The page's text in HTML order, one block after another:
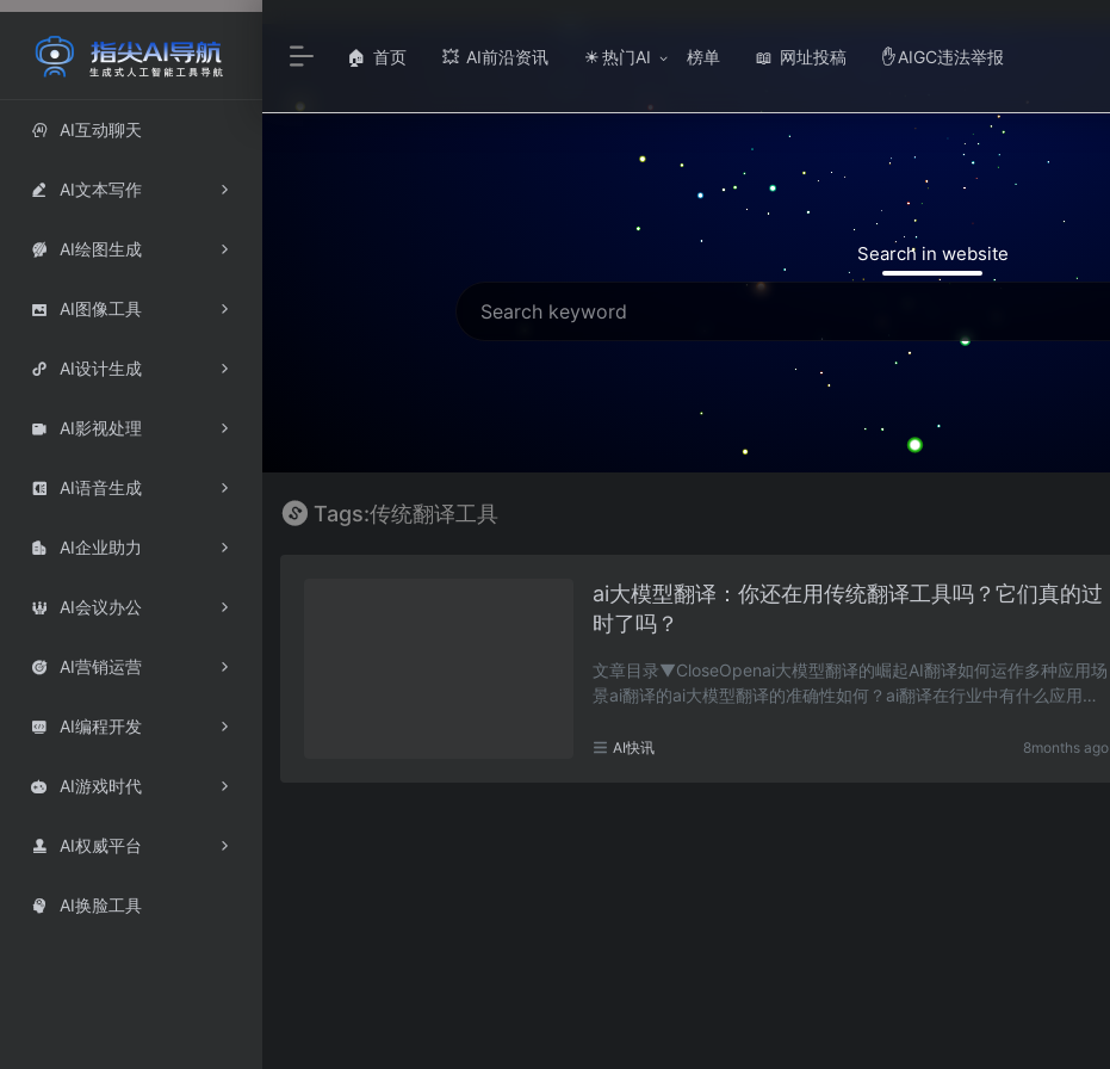
 AI互动聊天
 AI文本写作
 AI绘图生成
 AI图像工具
 AI设计生成
 AI影视处理
 AI语音生成
 AI企业助力
 AI会议办公
 AI营销运营
 AI编程开发
 AI游戏时代
 AI权威平台
 AI换脸工具
🏠 首页 💥 AI前沿资讯 ☀ 热门AI 榜单 📖 网址投稿 ✋ AIGC违法举报
Search in website
Tags:传统翻译工具
ai大模型翻译：你还在用传统翻译工具吗？它们真的过
时了吗？
文章目录▼CloseOpenai大模型翻译的崛起AI翻译如何运作多种应用场
景ai翻译的ai大模型翻译的准确性如何？ai翻译在行业中有什么应用？
AI快讯 8months ago